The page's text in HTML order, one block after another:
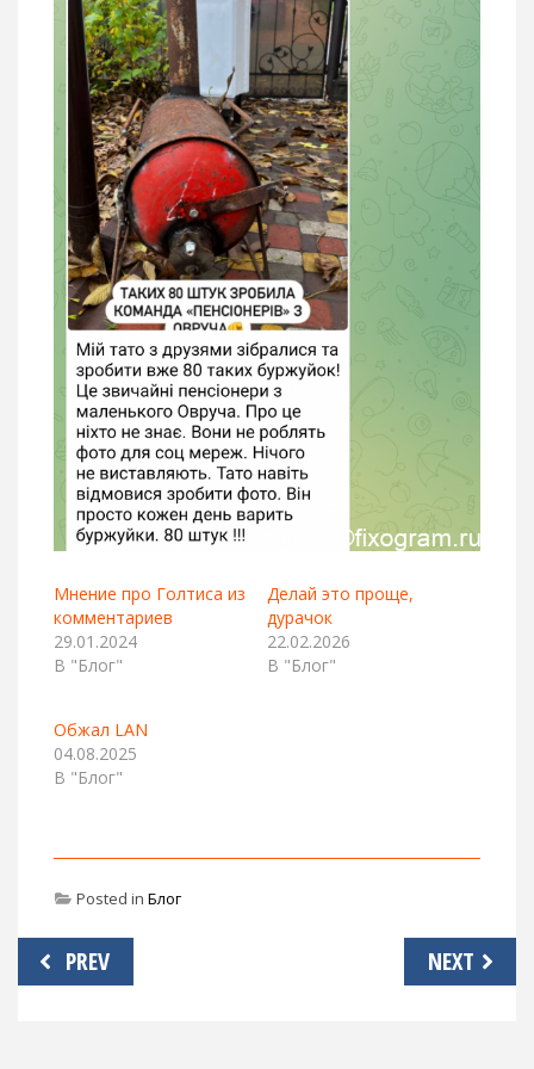
Мнение про Голтиса из
комментариев
29.01.2024
В "Блог"
Делай это проще,
дурачок
22.02.2026
В "Блог"
Обжал LAN
04.08.2025
В "Блог"
Posted in Блог
Навигация
по
PREV NEXT